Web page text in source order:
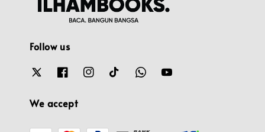
Follow us
We accept